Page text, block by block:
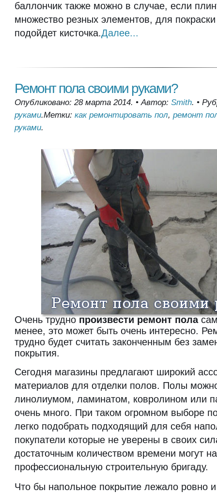
баллончик также можно в случае, если
множество резных элементов, для
подойдет кисточка.Далее...
Ремонт пола своими руками?
Опубликовано: 28 марта 2014. •Автор: Smith. •
руками.Метки: как ремонтировать пол, ремонт
руками.
Очень труднопроизвести ремонт пола
менее, это может быть очень интересно.
трудно будет считать законченным без
покрытия.
Сегодня магазины предлагают широкий
материалов для отделки полов. Полы
линолиумом, ламинатом, ковролином или
очень много. При таком огромном выборе
легко подобрать подходящий для себя
покупатели которые не уверены в своих
достаточным количеством времени могут
профессиональную строительную бригаду.
Что бы напольное покрытие лежало ровно